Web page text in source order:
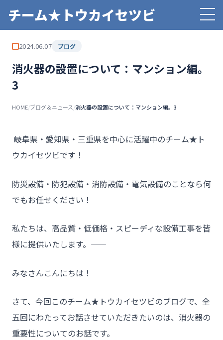
チーム★トウカイセツビ
2024.06.07 ブログ
消火器の設置について：マンション編。
3
HOME/ブログ＆ニュース/消火器の設置について：マンション編。3
――岐阜県・愛知県・三重県を中心に活躍中のチーム★ト
ウカイセツビです！
防災設備・防犯設備・消防設備・電気設備のことなら何
でもお任せください！
私たちは、高品質・低価格・スピーディな設備工事を皆
様に提供いたします。――
みなさんこんにちは！
さて、今回このチーム★トウカイセツビのブログで、全
五回にわたってお話させていただきたいのは、消火器の
重要性についてのお話です。